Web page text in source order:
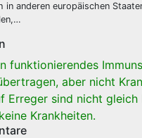
in anderen europäischen
funktionierendes
aber nicht
Erreger sind nicht gleich
Krankheiten.